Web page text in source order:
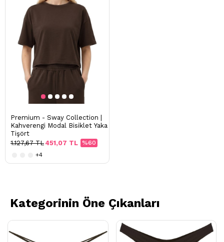
Premium - Sway Collection |
Kahverengi Modal Bisiklet Yaka
Tişört
%60
451,07 TL
1.127,67 TL
+4
Kategorinin Öne Çıkanları